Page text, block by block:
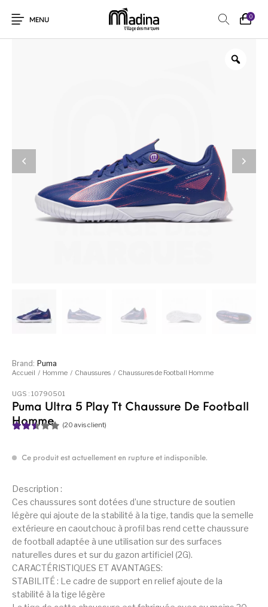
MENU
0
Accueil / Homme / Chaussures / Chaussures de Football Homme
Puma Ultra 5 Play Tt Chaussure De Football
Homme
sur 5
notati
ons
client
(20 avis client)
Description :
Ces chaussures sont dotées d’une structure de soutien
légère qui ajoute de la stabilité à la tige, tandis que la semelle
extérieure en caoutchouc à profil bas rend cette chaussure
de football adaptée à une utilisation sur des surfaces
naturelles dures et sur du gazon artificiel (2G).
CARACTÉRISTIQUES ET AVANTAGES:
STABILITÉ : Le cadre de support en relief ajoute de la
stabilité à la tige légère
Ce produit est actuellement en rupture et indisponible.
UGS :10790501
Brand: Puma